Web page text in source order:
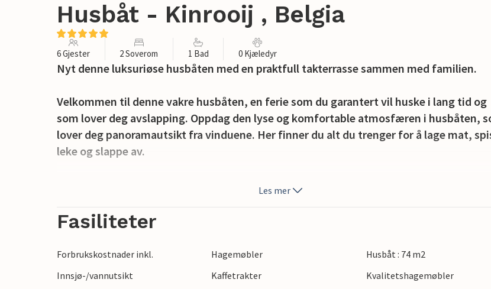
Husbåt - Kinrooij , Belgia
6 Gjester 2 Soverom 1 Bad 0 Kjæledyr
Nyt denne luksuriøse husbåten med en praktfull takterrasse sammen med familien.
Velkommen til denne vakre husbåten, en ferie som du garantert vil huske i lang tid og
som lover deg avslapping. Oppdag den lyse og komfortable atmosfæren i husbåten,
lover deg panoramautsikt fra vinduene. Her finner du alt du trenger for å lage mat,
leke og slappe av.
Flere terrasseområder, spesielt den store takterrassen, lover deg avslapping i solen og
vannsportsaktiviteter, fisketurer og badeglede. Området rundt Kinrooi byr også på
langs Meuse og nyt det vakre landskapet i Hoge Kempen nasjonalpark. Du kan også
Les mer
Fasiliteter
Forbrukskostnader inkl. Hagemøbler
Husbåt : 74 m2
Innsjø-/vannutsikt
Kaffetrakter
Kvalitetshagemøbler